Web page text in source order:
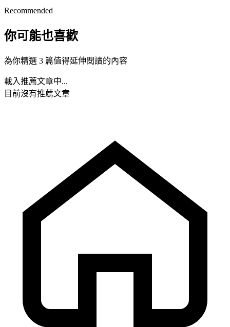
Recommended
你可能也喜歡
為你精選 3 篇值得延伸閱讀的內容
載入推薦文章中...
目前沒有推薦文章